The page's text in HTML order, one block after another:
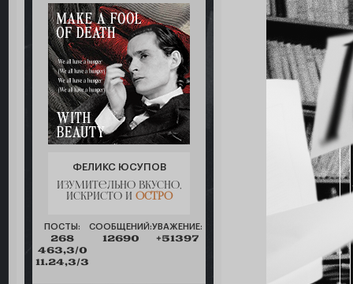
ФЕЛИКС ЮСУПОВ
изумительно вкусно,
искристо и остро
ПОСТЫ:
268
463,3/0
11.24,3/3
СООБЩЕНИЙ:
12690
УВАЖЕНИЕ:
+51397